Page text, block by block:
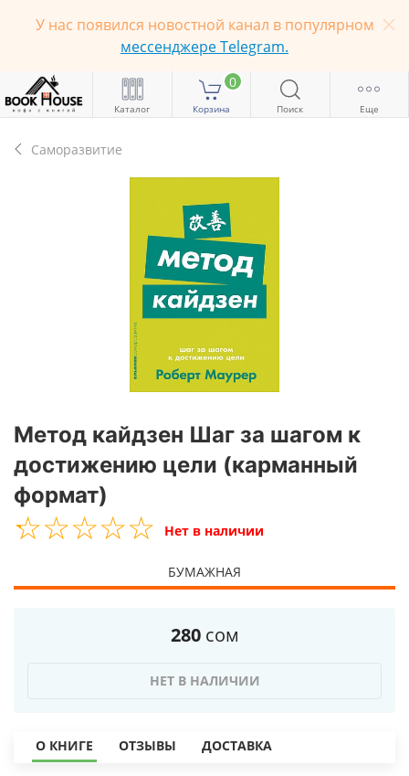
У нас появился новостной канал в популярном
мессенджере Telegram.
Каталог
0
Корзина Поиск Еще
Саморазвитие
Метод кайдзен Шаг за шагом к
достижению цели (карманный
формат)
☆☆☆☆☆
★★★★★ Нет в наличии
БУМАЖНАЯ
280 сом
НЕТ В НАЛИЧИИ
О КНИГЕ ОТЗЫВЫ ДОСТАВКА